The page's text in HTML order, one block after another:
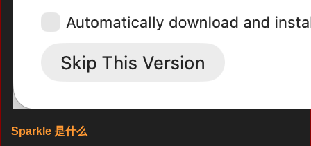
Sparkle 是什么